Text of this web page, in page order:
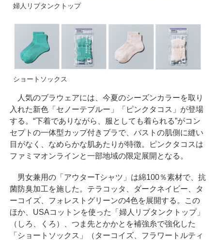
婦人リブタンクトップ
ショートソックス
人気のブラウェアには、今夏のシーズンカラーを取り
入れた新色「セノーテブルー」「ピンクタコス」が登場
する。“下着でありながら、服としても着られる”がコン
セプトの一体型カップ付きブラで、バストの肌側に縫い
目がなく、なめらかな肌あたりが特徴。ピンクタコスは
ファミマオンラインと一部地域の限定展開となる。
男女兼用の「アウターTシャツ」は綿100％素材で、抗
菌防臭加工を施した。テラコッタ、ダークネイビー、タ
ーコイズ、フォレストグリーンの4色を展開する。この
ほか、USAコットンを使った「婦人リブタンクトップ」
（しろ、くろ）、つま先とかかとを補強糸で強化した
「ショートソックス」（ターコイズ、フラワートルティ